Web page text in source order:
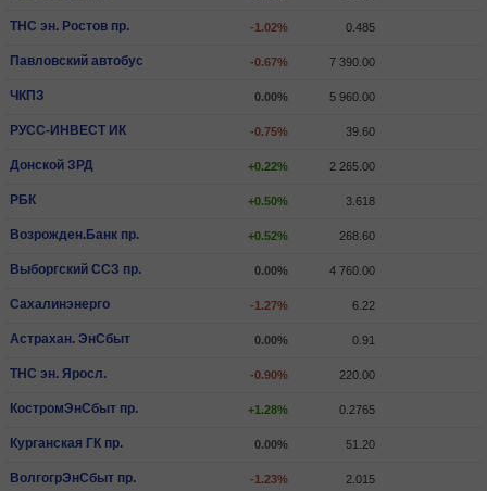
ТНС эн. Ростов пр. -1.02% 0.485
Павловский автобус -0.67% 7 390.00
ЧКПЗ 0.00% 5 960.00
РУСС-ИНВЕСТ ИК -0.75% 39.60
Донской ЗРД +0.22% 2 265.00
РБК +0.50% 3.618
Возрожден.Банк пр. +0.52% 268.60
Выборгский ССЗ пр. 0.00% 4 760.00
Сахалинэнерго -1.27% 6.22
Астрахан. ЭнСбыт 0.00% 0.91
ТНС эн. Яросл. -0.90% 220.00
КостромЭнСбыт пр. +1.28% 0.2765
Курганская ГК пр. 0.00% 51.20
ВолгогрЭнСбыт пр. -1.23% 2.015